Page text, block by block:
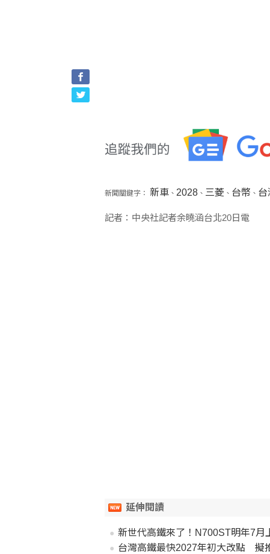
新聞關鍵字： 新車、 2028、 三菱 、 台幣 、 台
記者：中央社記者余曉涵台北20日電
延伸閱讀
新世代高鐵來了！N700ST明年7
台灣高鐵最快2027年初大改點 擬